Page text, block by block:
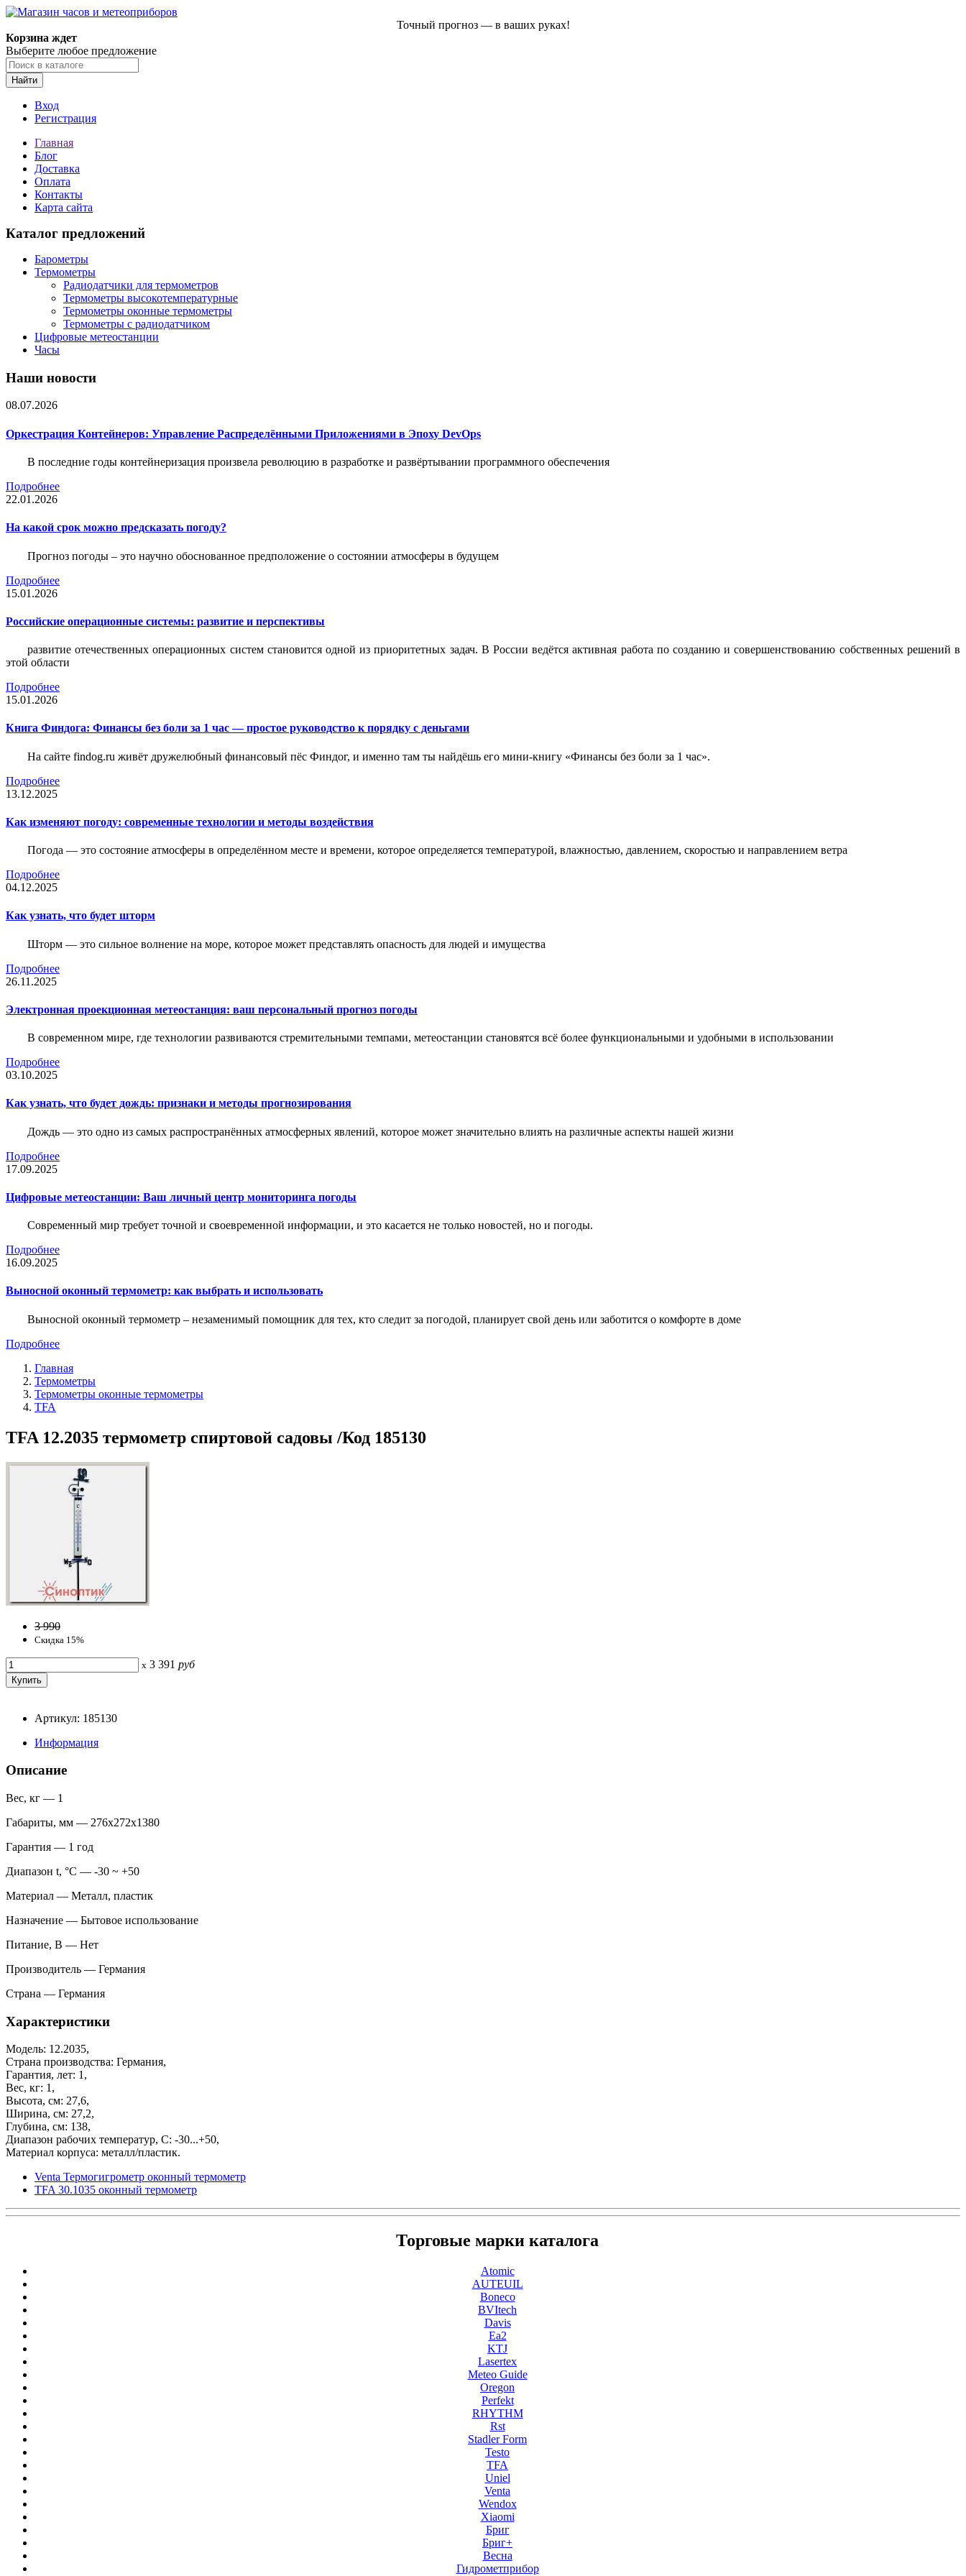
Точный прогноз — в ваших руках!
Корзина ждет
Выберите любое предложение
Найти
Вход
Регистрация
Главная
Блог
Доставка
Оплата
Контакты
Карта сайта
Каталог предложений
Барометры
Термометры
Радиодатчики для термометров
Термометры высокотемпературные
Термометры оконные термометры
Термометры с радиодатчиком
Цифровые метеостанции
Часы
Наши новости
08.07.2026
Оркестрация Контейнеров: Управление Распределёнными Приложениями в Эпоху DevOps
В последние годы контейнеризация произвела революцию в разработке и развёртывании программного обеспечения
Подробнее
22.01.2026
На какой срок можно предсказать погоду?
Прогноз погоды – это научно обоснованное предположение о состоянии атмосферы в будущем
Подробнее
15.01.2026
Российские операционные системы: развитие и перспективы
развитие отечественных операционных систем становится одной из приоритетных задач. В России ведётся активная работа по созданию и совершенствованию собственных решений в
этой области
Подробнее
15.01.2026
Книга Финдога: Финансы без боли за 1 час — простое руководство к порядку с деньгами
На сайте findog.ru живёт дружелюбный финансовый пёс Финдог, и именно там ты найдёшь его мини‑книгу «Финансы без боли за 1 час».
Подробнее
13.12.2025
Как изменяют погоду: современные технологии и методы воздействия
Погода — это состояние атмосферы в определённом месте и времени, которое определяется температурой, влажностью, давлением, скоростью и направлением ветра
Подробнее
04.12.2025
Как узнать, что будет шторм
Шторм — это сильное волнение на море, которое может представлять опасность для людей и имущества
Подробнее
26.11.2025
Электронная проекционная метеостанция: ваш персональный прогноз погоды
В современном мире, где технологии развиваются стремительными темпами, метеостанции становятся всё более функциональными и удобными в использовании
Подробнее
03.10.2025
Как узнать, что будет дождь: признаки и методы прогнозирования
Дождь — это одно из самых распространённых атмосферных явлений, которое может значительно влиять на различные аспекты нашей жизни
Подробнее
17.09.2025
Цифровые метеостанции: Ваш личный центр мониторинга погоды
Современный мир требует точной и своевременной информации, и это касается не только новостей, но и погоды.
Подробнее
16.09.2025
Выносной оконный термометр: как выбрать и использовать
Выносной оконный термометр – незаменимый помощник для тех, кто следит за погодой, планирует свой день или заботится о комфорте в доме
Подробнее
Главная
Термометры
Термометры оконные термометры
TFA
TFA 12.2035 термометр спиртовой садовы /Код 185130
3 990
Скидка 15%
x 3 391 руб
Артикул: 185130
Информация
Описание
Вес, кг — 1
Габариты, мм — 276x272x1380
Гарантия — 1 год
Диапазон t, °С — -30 ~ +50
Материал — Металл, пластик
Назначение — Бытовое использование
Питание, В — Нет
Производитель — Германия
Страна — Германия
Характеристики
Модель: 12.2035,
Страна производства: Германия,
Гарантия, лет: 1,
Вес, кг: 1,
Высота, см: 27,6,
Ширина, см: 27,2,
Глубина, см: 138,
Диапазон рабочих температур, С: -30...+50,
Материал корпуса: металл/пластик.
Venta Термогигрометр оконный термометр
TFA 30.1035 оконный термометр
Торговые марки каталога
Atomic
AUTEUIL
Boneco
BVItech
Davis
Ea2
KTJ
Lasertex
Meteo Guide
Oregon
Perfekt
RHYTHM
Rst
Stadler Form
Testo
TFA
Uniel
Venta
Wendox
Xiaomi
Бриг
Бриг+
Весна
Гидрометприбор